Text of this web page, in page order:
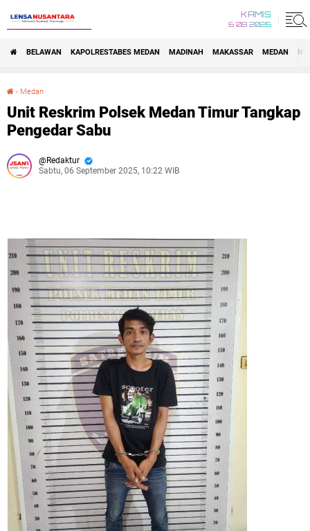
KAMIS
6 08 2026
BELAWAN KAPOLRESTABES MEDAN MADINAH MAKASSAR MEDAN
› Medan
Unit Reskrim Polsek Medan Timur Tangkap
Pengedar Sabu
Redaktur
Sabtu, 06 September 2025, 10:22 WIB